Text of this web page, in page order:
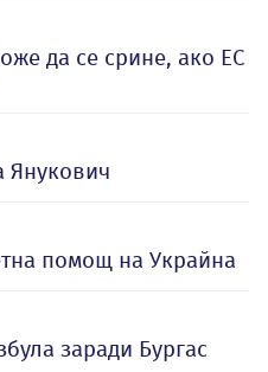
да се срине, ако ЕС
Янукович
помощ на Украйна
заради Бургас